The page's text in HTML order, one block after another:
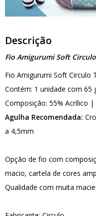
Descrição
Fio Amigurumi Soft
Fio Amigurumi Soft Circulo
Contém: 1 unidade com 65
Composição: 55% Acrílico |
Agulha Recomendada:
a 4,5mm
Opção de fio com
macio, cartela de cores
Qualidade com muita